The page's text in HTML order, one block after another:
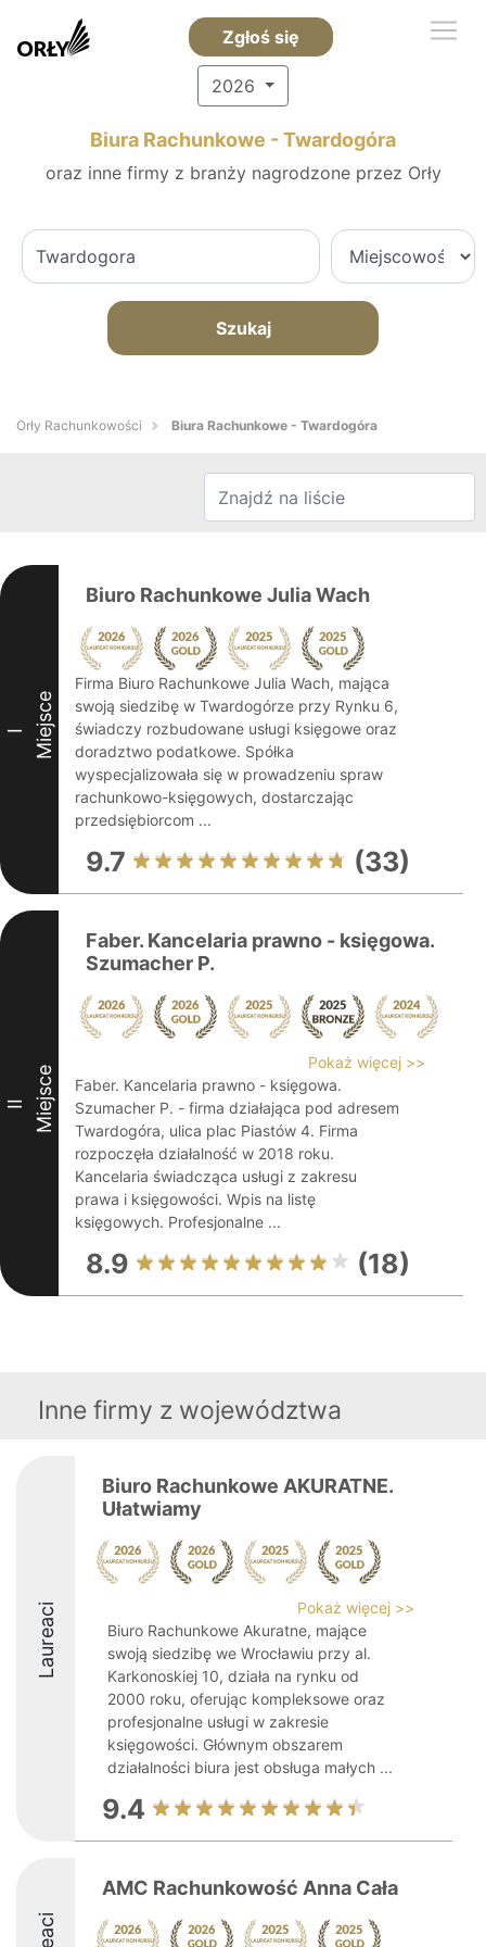
Zgłoś się
2026
Biura Rachunkowe - Twardogóra
oraz inne firmy z branży nagrodzone przez Orły
Szukaj
Orły Rachunkowości Biura Rachunkowe - Twardogóra
I Miejsce
Biuro Rachunkowe Julia Wach
Firma Biuro Rachunkowe Julia Wach, mająca
swoją siedzibę w Twardogórze przy Rynku 6,
świadczy rozbudowane usługi księgowe oraz
doradztwo podatkowe. Spółka
wyspecjalizowała się w prowadzeniu spraw
rachunkowo-księgowych, dostarczając
przedsiębiorcom ...
9.7 (33)
II Miejsce
Faber. Kancelaria prawno - księgowa.
Szumacher P.
Pokaż więcej >>
Faber. Kancelaria prawno - księgowa.
Szumacher P. - firma działająca pod adresem
Twardogóra, ulica plac Piastów 4. Firma
rozpoczęła działalność w 2018 roku.
Kancelaria świadcząca usługi z zakresu
prawa i księgowości. Wpis na listę
księgowych. Profesjonalne ...
8.9 (18)
Inne firmy z województwa
Laureaci
Biuro Rachunkowe AKURATNE.
Ułatwiamy
Pokaż więcej >>
Biuro Rachunkowe Akuratne, mające
swoją siedzibę we Wrocławiu przy al.
Karkonoskiej 10, działa na rynku od
2000 roku, oferując kompleksowe oraz
profesjonalne usługi w zakresie
księgowości. Głównym obszarem
działalności biura jest obsługa małych ...
9.4
AMC Rachunkowość Anna Cała